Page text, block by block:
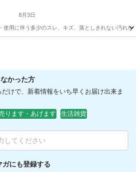
8月3日
使用に伴う多少のスレ、キズ、落としきれない汚れ
かった方
けで、新着情報をいち早くお届け出来ま
ります・あげます 生活雑貨
ガにも登録する